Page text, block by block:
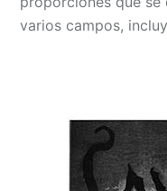
varios campos,